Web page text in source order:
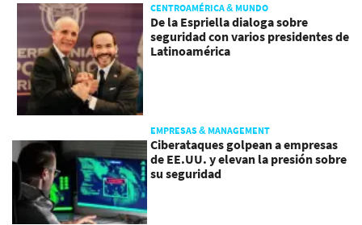
CENTROAMÉRICA & MUNDO
De la Espriella dialoga sobre
seguridad con varios presidentes de
Latinoamérica
EMPRESAS & MANAGEMENT
Ciberataques golpean a empresas
de EE.UU. y elevan la presión sobre
su seguridad